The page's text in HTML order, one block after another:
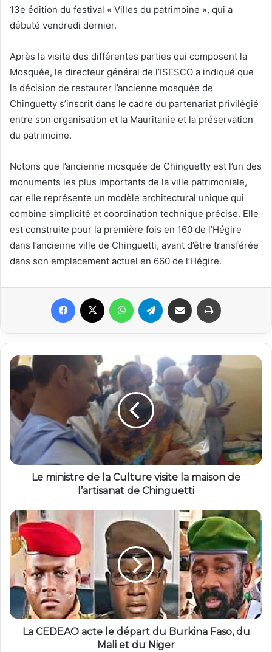
13e édition du festival « Villes du patrimoine », qui a
débuté vendredi dernier.
Après la visite des différentes parties qui composent la
Mosquée, le directeur général de l’ISESCO a indiqué que
la décision de restaurer l’ancienne mosquée de
Chinguetty s’inscrit dans le cadre du partenariat privilégié
entre son organisation et la Mauritanie et la préservation
du patrimoine.
Notons que l’ancienne mosquée de Chinguetty est l’un des
monuments les plus importants de la ville patrimoniale,
car elle représente un modèle architectural unique qui
combine simplicité et coordination technique précise. Elle
est construite pour la première fois en 160 de l’Hégire
dans l’ancienne ville de Chinguetti, avant d’être transférée
dans son emplacement actuel en 660 de l’Hégire.
Facebook WhatsAppTelegram Partager par email
Le ministre de la Culture visite la maison de
l’artisanat de Chinguetti
La CEDEAO acte le départ du Burkina Faso, du
Mali et du Niger